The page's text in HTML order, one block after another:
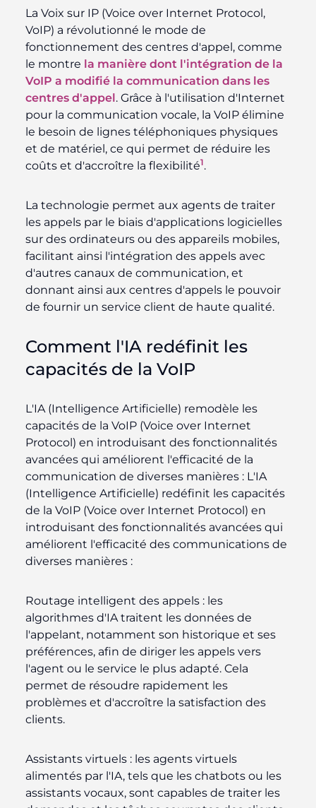
La Voix sur IP (Voice over Internet Protocol,
VoIP) a révolutionné le mode de
fonctionnement des centres d'appel, comme
le montre la manière dont l'intégration de la
VoIP a modifié la communication dans les
centres d'appel. Grâce à l'utilisation d'Internet
pour la communication vocale, la VoIP élimine
le besoin de lignes téléphoniques physiques
et de matériel, ce qui permet de réduire les
coûts et d'accroître la flexibilité1.
La technologie permet aux agents de traiter
les appels par le biais d'applications logicielles
sur des ordinateurs ou des appareils mobiles,
facilitant ainsi l'intégration des appels avec
d'autres canaux de communication, et
donnant ainsi aux centres d'appels le pouvoir
de fournir un service client de haute qualité.
Comment l'IA redéfinit les
capacités de la VoIP
L'IA (Intelligence Artificielle) remodèle les
capacités de la VoIP (Voice over Internet
Protocol) en introduisant des fonctionnalités
avancées qui améliorent l'efficacité de la
communication de diverses manières : L'IA
(Intelligence Artificielle) redéfinit les capacités
de la VoIP (Voice over Internet Protocol) en
introduisant des fonctionnalités avancées qui
améliorent l'efficacité des communications de
diverses manières :
Routage intelligent des appels : les
algorithmes d'IA traitent les données de
l'appelant, notamment son historique et ses
préférences, afin de diriger les appels vers
l'agent ou le service le plus adapté. Cela
permet de résoudre rapidement les
problèmes et d'accroître la satisfaction des
clients.
Assistants virtuels : les agents virtuels
alimentés par l'IA, tels que les chatbots ou les
assistants vocaux, sont capables de traiter les